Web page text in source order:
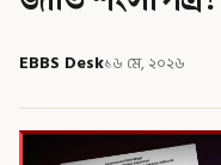
EBBS Desk১৬ মে, ২০২৬